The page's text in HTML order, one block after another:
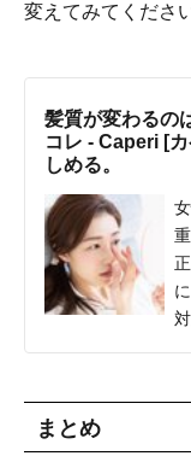
変えてみてくださ
髪質が変わるの
コレ - Caperi [
しめる。
まとめ